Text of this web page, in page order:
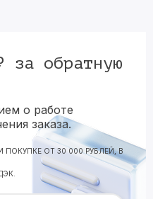
за обратную
о работе
заказа.
ОТ 30 000 РУБЛЕЙ, В